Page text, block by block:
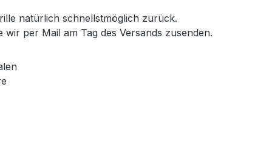
natürlich schnellstmöglich zurück.
per Mail am Tag des Versands zusenden.